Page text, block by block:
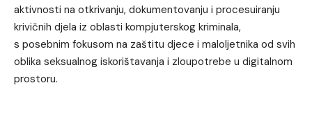
aktivnosti na otkrivanju, dokumentovanju i procesuiranju
krivičnih djela iz oblasti kompjuterskog kriminala,
s posebnim fokusom na zaštitu djece i maloljetnika od svih
oblika seksualnog iskorištavanja i zloupotrebe u digitalnom
prostoru.